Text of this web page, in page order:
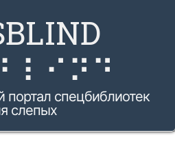
спецбиблиотек
слепых